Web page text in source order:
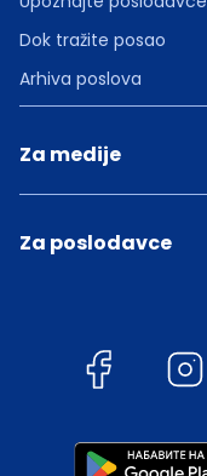
Dok tražite posao
Arhiva poslova
Za medije
Za poslodavce